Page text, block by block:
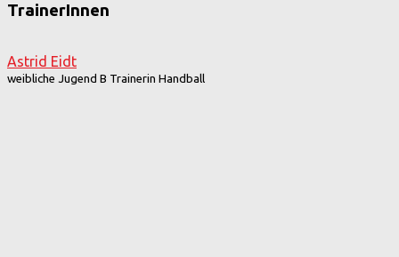
TrainerInnen
Astrid Eidt
weibliche Jugend B Trainerin Handball